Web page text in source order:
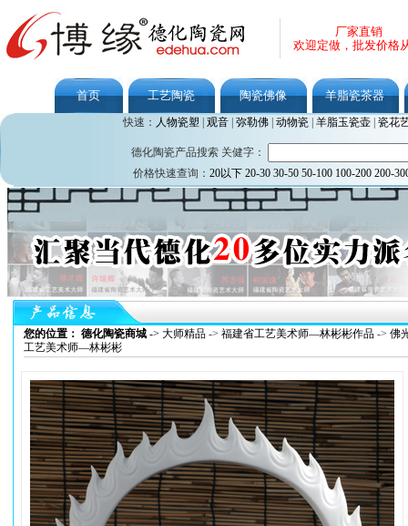
厂家直销
欢迎定做，批发价格
首页 工艺陶瓷 陶瓷佛像 羊脂瓷茶器
快速： 人物瓷塑 观音| 弥勒佛| 动物瓷| 羊脂玉瓷壶| 瓷花
德化陶瓷产品搜索 关健字：
价格快速查询： 20以下 20-30 30-50 50-100 100-200 200-
您的位置： 德化陶瓷商城 -> 大师精品 -> 福建省工艺美术师—林彬彬作品 -> 佛
工艺美术师—林彬彬